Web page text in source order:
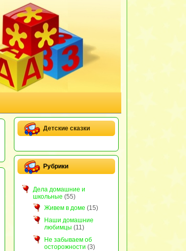
Детские сказки
Рубрики
Дела домашние и
школьные (55)
Живем в доме (15)
Наши домашние
любимцы (11)
Не забываем об
осторожности (3)